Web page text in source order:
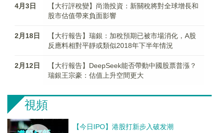
4月3日
【大行評稅變】尚渤投資：新關稅將對全球增長和
股市估值帶來負面影響
2月18日
【大行報告】瑞銀：加稅預期已被市場消化，A股
反應料相對平靜或類似2018年下半年情況
2月12日
【大行報告】DeepSeek能否帶動中國股票普漲？
瑞銀王宗豪：估值上升空間更大
視頻
【今日IPO】港股打新步入破发潮